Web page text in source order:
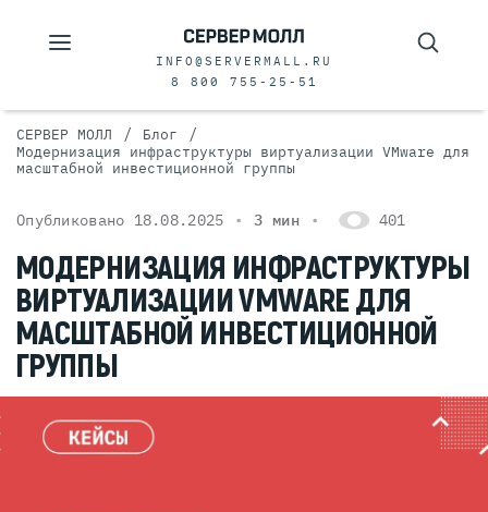
INFO@SERVERMALL.RU
8 800 755-25-51
СЕРВЕР МОЛЛ / Блог /
Модернизация инфраструктуры виртуализации VMware для
масштабной инвестиционной группы
Опубликовано 18.08.2025 3 мин 401
МОДЕРНИЗАЦИЯ ИНФРАСТРУКТУРЫ
ВИРТУАЛИЗАЦИИ VMWARE ДЛЯ
МАСШТАБНОЙ ИНВЕСТИЦИОННОЙ
ГРУППЫ